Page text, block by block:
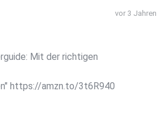
vor 3 Jahren
Mit der richtigen
https://amzn.to/3t6R940